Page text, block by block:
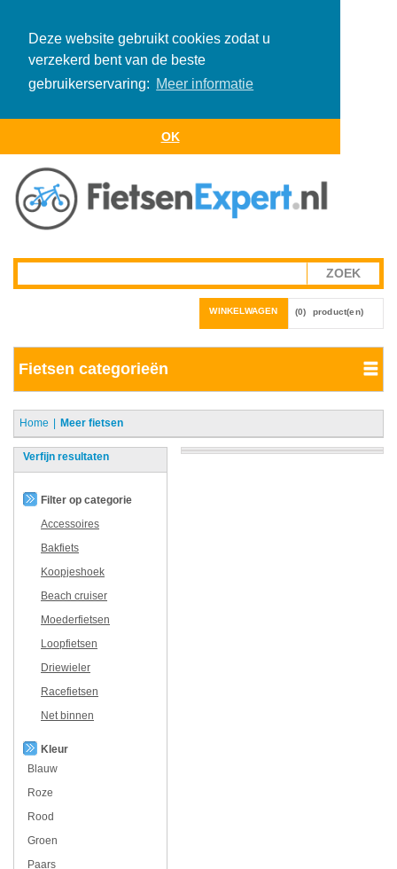
Deze website gebruikt cookies zodat u
verzekerd bent van de beste
gebruikerservaring: Meer informatie
OK
WINKELWAGEN (0) product(en)
Fietsen categorieën
Home Meer fietsen
Verfijn resultaten
Filter op categorie
Accessoires
Bakfiets
Koopjeshoek
Beach cruiser
Moederfietsen
Loopfietsen
Driewieler
Racefietsen
Net binnen
Kleur
Blauw
Roze
Rood
Groen
Paars